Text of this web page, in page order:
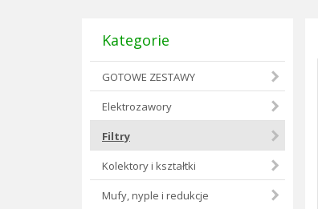
Kategorie
GOTOWE ZESTAWY
Elektrozawory
Filtry
Kolektory i kształtki
Mufy, nyple i redukcje